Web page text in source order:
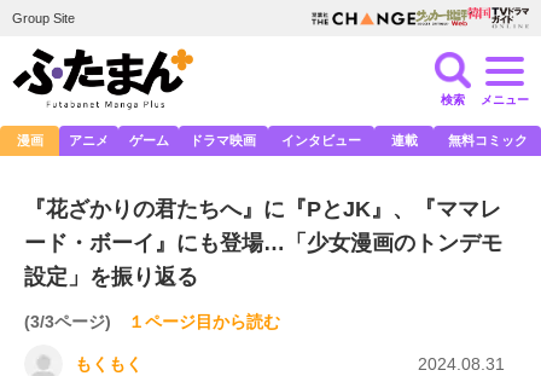
Group Site
検索 メニュー
漫画 アニメ ゲーム ドラマ映画 インタビュー 連載 無料コミック
『花ざかりの君たちへ』に『PとJK』、『ママレ
ード・ボーイ』にも登場…「少女漫画のトンデモ
設定」を振り返る
(3/3ページ) １ページ目から読む
もくもく 2024.08.31